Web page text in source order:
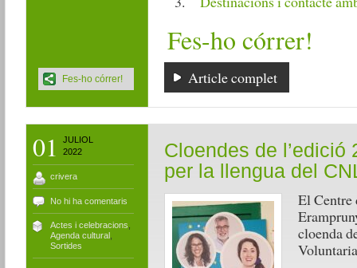
Fes-ho córrer!
Article complet
Fes-ho córrer!
01
JULIOL
2022
crivera
No hi ha comentaris
Actes i celebracions
Agenda cultural,
Sortides
Cloendes de l’edició
per la llengua del
El
cloenda